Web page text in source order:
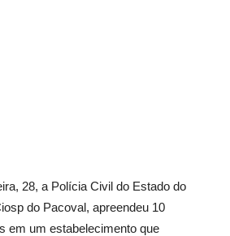
28, a Polícia Civil do Estado do
do Pacoval, apreendeu 10
em um estabelecimento que